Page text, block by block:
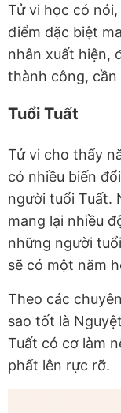
Tử vi học có
điểm đặc biệt
nhân xuất hiện,
thành công, cần
Tuổi Tuất
Tử vi cho thấy
có nhiều biến
người tuổi Tuất.
mang lại nhiều
những người
sẽ có một năm
Theo các
sao tốt là
Tuất có cơ làm
phất lên rực rỡ.